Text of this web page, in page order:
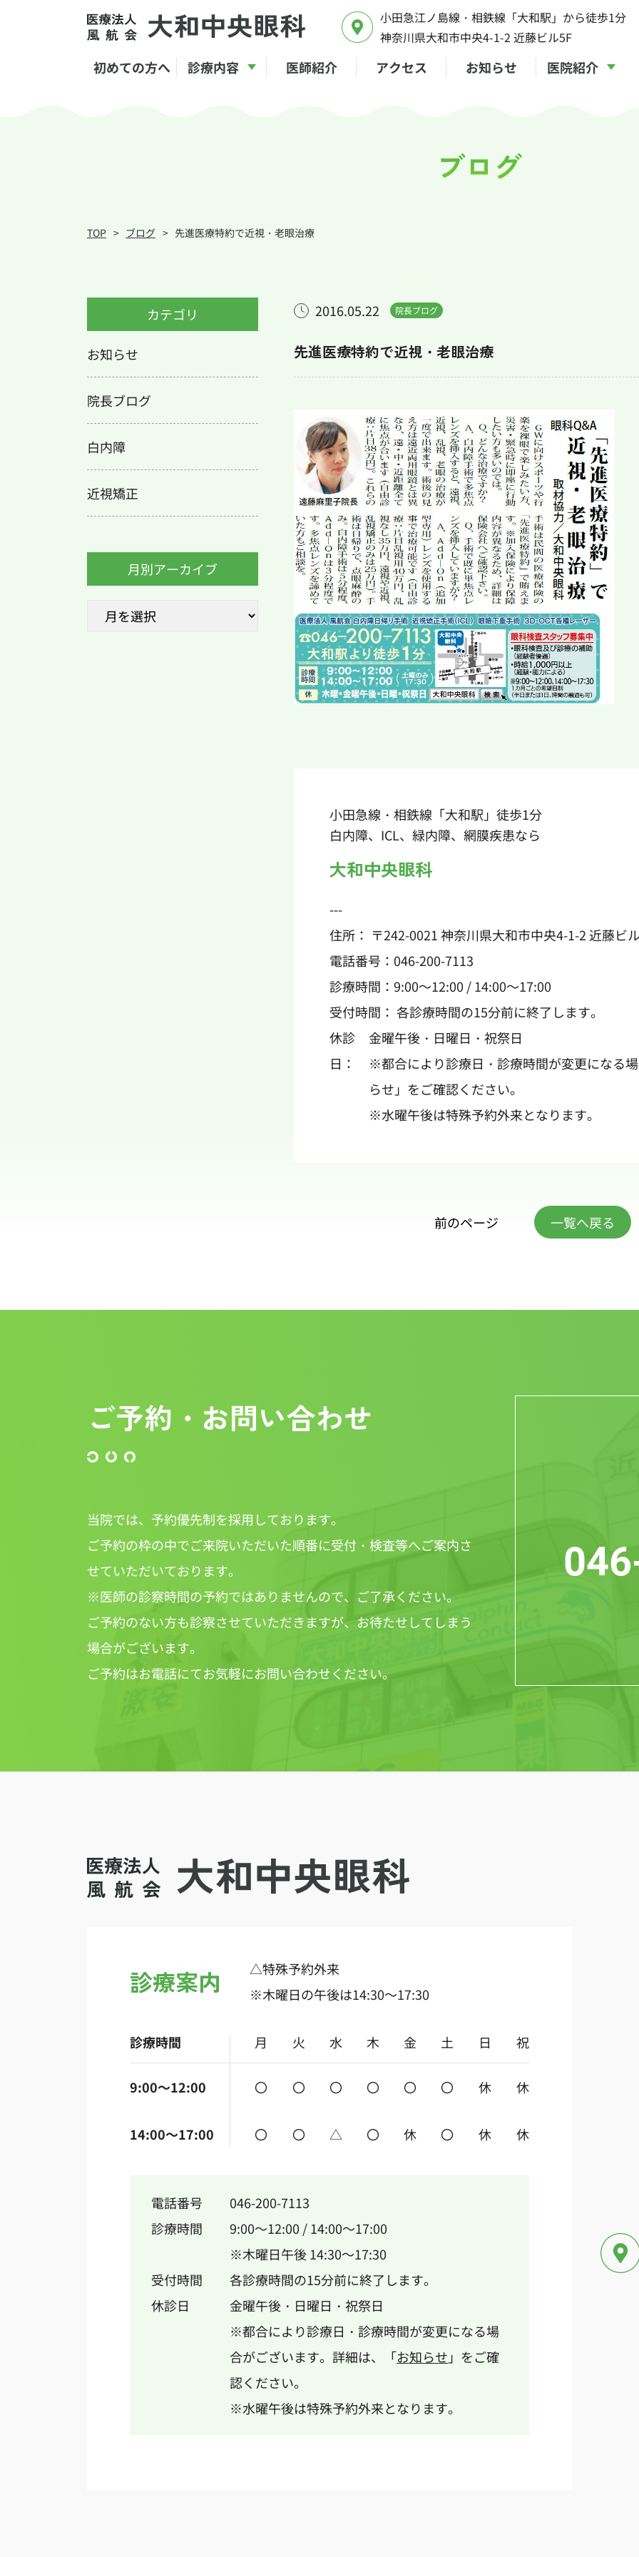
小田急江ノ島線・相鉄線「大和駅」から徒歩1分
神奈川県大和市中央4-1-2 近藤ビル5F
初めての方へ
診療内容
医師紹介 アクセス お知らせ
医院紹介
採用情報
ブログ
TOP ブログ 先進医療特約で近視・老眼治療
2016.05.22 院長ブログ
先進医療特約で近視・老眼治療
小田急線・相鉄線「大和駅」徒歩1分
白内障、ICL、緑内障、網膜疾患なら
大和中央眼科
---
住所： 〒242-0021 神奈川県大和市中央4-1-2 近藤ビ
電話番号： 046-200-7113
診療時間：9:00～12:00 / 14:00～17:00
受付時間： 各診療時間の15分前に終了します。
休診
日：
金曜午後・日曜日・祝祭日
※都合により診療日・診療時間が変更になる
らせ 」をご確認ください。
※水曜午後は特殊予約外来となります。
前のページ 一覧へ戻る
カテゴリ
お知らせ
院長ブログ
白内障
近視矯正
月別アーカイブ
ご予約・お問い合わせ
当院では、予約優先制を採用しております。
ご予約の枠の中でご来院いただいた順番に受付・検査等へご案内さ
せていただいております。
※医師の診察時間の予約ではありませんので、ご了承ください。
ご予約のない方も診察させていただきますが、お待たせしてしまう
場合がございます。
ご予約はお電話にてお気軽にお問い合わせください。
診療案内 △特殊予約外来
※木曜日の午後は14:30～17:30
診療時間 月 火 水 木 金 土 日 祝
9:00～12:00 〇 〇 〇 〇 〇 〇 休 休
14:00～17:00 〇 〇 △ 〇 休 〇 休 休
電話番号
046-200-7113
診療時間
9:00～12:00 / 14:00～17:00
※木曜日午後 14:30～17:30
受付時間
各診療時間の15分前に終了します。
休診日
金曜午後・日曜日・祝祭日
※都合により診療日・診療時間が変更になる場
合がございます。詳細は、「お知らせ 」をご確
認ください。
※水曜午後は特殊予約外来となります。